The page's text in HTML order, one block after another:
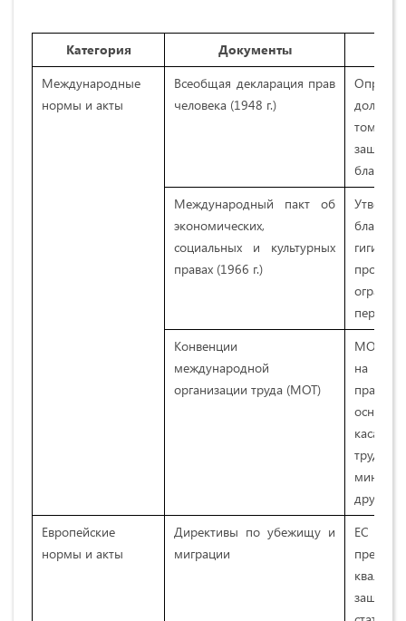
Категория
Документы
Международные
нормы и акты
Всеобщая декларация прав
человека (1948 г.)
должны
том
защиту
Международный пакт об
экономических,
социальных и культурных
правах (1966 г.)
Конвенции
международной
организации труда (МОТ)
МОТ
на
прав
труда,
другие.
Европейские
нормы и акты
Директивы по убежищу и
миграции
ЕС
защиты